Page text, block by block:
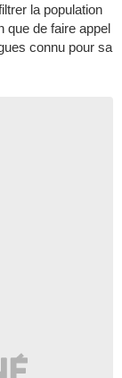
la population
que de faire appel
connu pour sa